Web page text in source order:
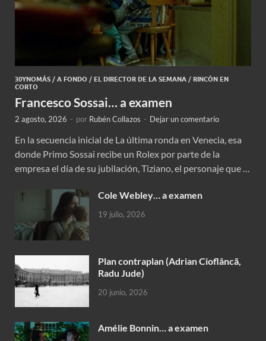
30YNOMÁS / A FONDO / EL DIRECTOR DE LA SEMANA / RINCÓN EN
CORTO
Francesco Sossai… a examen
2 agosto, 2026 - por Rubén Collazos - Dejar un comentario
En la secuencia inicial de La última ronda en Venecia, esa
donde Primo Sossai recibe un Rolex por parte de la
empresa el día de su jubilación, Tiziano, el personaje que …
Cole Webley… a examen
19 julio, 2026
Plan contraplan (Adrian Cioflâncã,
Radu Jude)
20 junio, 2026
Amélie Bonnin… a examen